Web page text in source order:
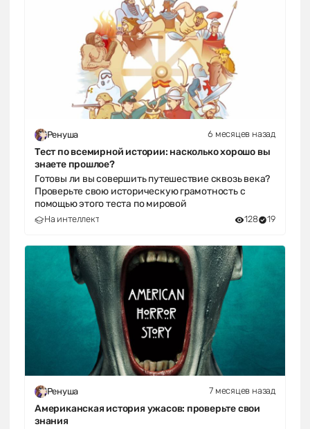
Ренуша 6 месяцев назад
Тест по всемирной истории: насколько хорошо вы
знаете прошлое?
Готовы ли вы совершить путешествие сквозь века?
Проверьте свою историческую грамотность с
помощью этого теста по мировой
На интеллект 128 19
Ренуша 7 месяцев назад
Американская история ужасов: проверьте свои
знания